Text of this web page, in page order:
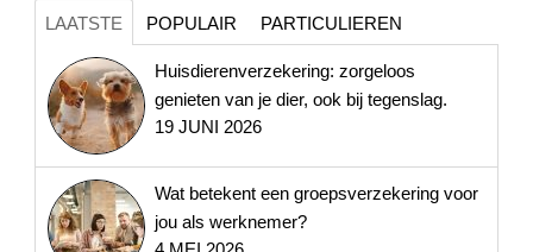
LAATSTE POPULAIR PARTICULIEREN
Huisdierenverzekering: zorgeloos
genieten van je dier, ook bij tegenslag.
19 JUNI 2026
Wat betekent een groepsverzekering voor
jou als werknemer?